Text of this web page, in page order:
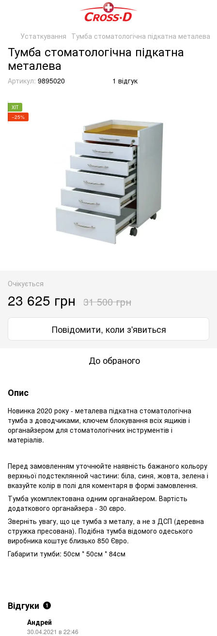
Устаткування Тумба стоматологічна підкатна металева
Тумба стоматологічна підкатна
металева
Артикул: 9895020 1 відгук
ХІТ
−25%
Очікується
23 625 грн 31 500 грн
Повідомити, коли з'явиться
До обраного
Опис
Новинка 2020 року - металева підкатна стоматологічна
тумба з доводчиками, ключем блокування всіх ящиків і
органайзером для стоматологічних інструментів і
матеріалів.
Перед замовленням уточнюйте наявність бажаного кольору
верхньої подстеклянной частини: біла, синя, жовта, зелена і
вказуйте колір в полі для коментаря в формі замовлення.
Тумба укомплектована одним органайзером. Вартість
додаткового органайзера - 30 євро.
Зверніть увагу, що це тумба з металу, а не з ДСП (деревна
стружка пресована). Подібна тумба відомого одеського
виробника коштує близько 850 Євро.
Габарити тумби: 50см * 50см * 84см
Відгуки 1
Андрей
30.04.2021 в 22:46